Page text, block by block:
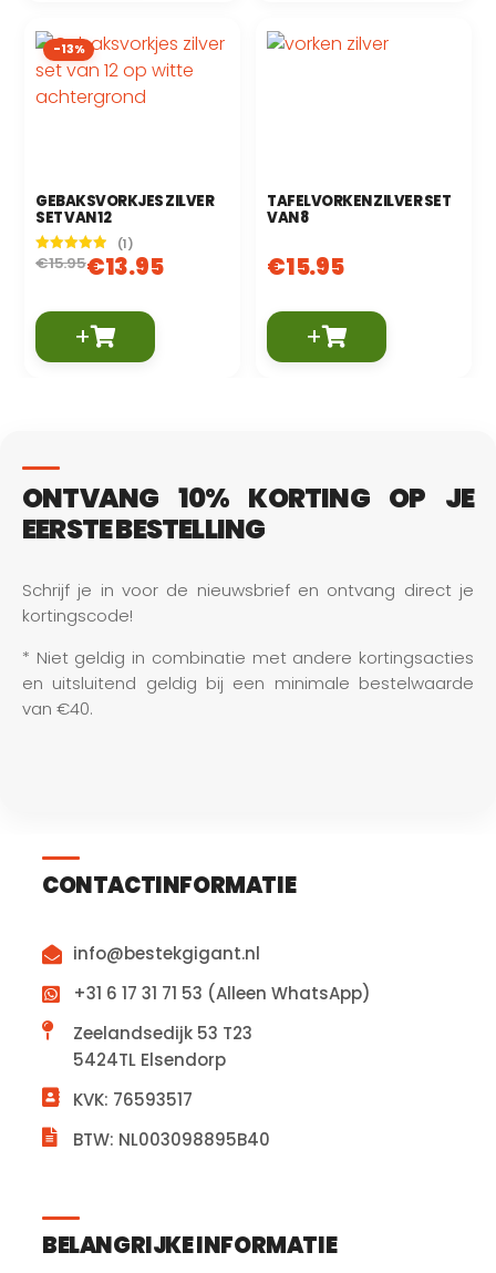
-13%
GEBAKSVORKJES ZILVER
SET VAN 12
Gewaardeerd
(1)
€15.95€13.95
+
TAFELVORKEN ZILVER SET
VAN 8
€15.95
+
ONTVANG 10% KORTING OP JE
EERSTE BESTELLING
Schrijf je in voor de nieuwsbrief en ontvang direct je
kortingscode!
* Niet geldig in combinatie met andere kortingsacties
en uitsluitend geldig bij een minimale bestelwaarde
van €40.
CONTACTINFORMATIE
info@bestekgigant.nl
+31 6 17 31 71 53 (Alleen WhatsApp)
Zeelandsedijk 53 T23
5424TL Elsendorp
KVK: 76593517
BTW: NL003098895B40
BELANGRIJKE INFORMATIE